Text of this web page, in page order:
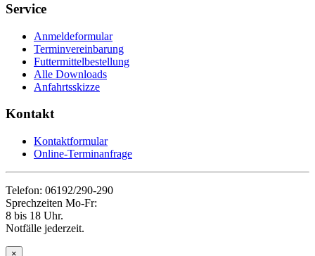
Service
Anmeldeformular
Terminvereinbarung
Futtermittelbestellung
Alle Downloads
Anfahrtsskizze
Kontakt
Kontaktformular
Online-Terminanfrage
Telefon: 06192/290-290
Sprechzeiten Mo-Fr:
8 bis 18 Uhr.
Notfälle jederzeit.
×